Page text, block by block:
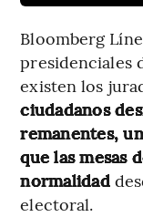
Bloomberg
presidenciales
existen los
ciudadanos
remanentes,
que las mesas
normalidad
electoral.